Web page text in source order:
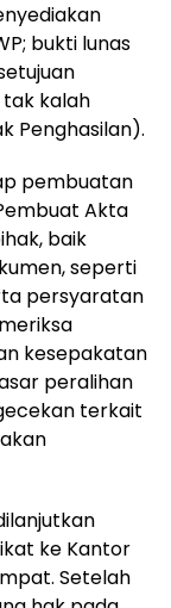
bukti lunas
kalah
Penghasilan).
pembuatan
Akta
baik
seperti
persyaratan
kesepakatan
peralihan
terkait
ke Kantor
Setelah